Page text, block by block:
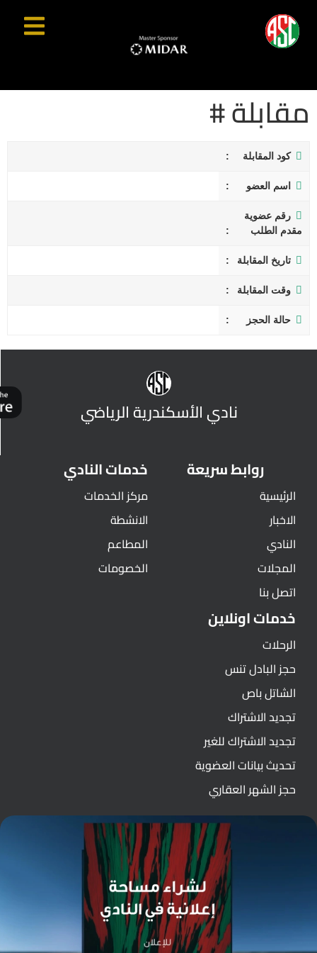
مقابلة #
كود المقابلة
اسم العضو
رقم عضوية
مقدم الطلب
تاريخ المقابلة
وقت المقابلة
حالة الحجز
نادي الأسكندرية الرياضي
روابط سريعة
الرئيسية
الاخبار
النادي
المجلات
اتصل بنا
خدمات النادي
مركز الخدمات
الانشطة
المطاعم
الخصومات
خدمات اونلاين
الرحلات
حجز البادل تنس
الشاتل باص
تجديد الاشتراك
تجديد الاشتراك للغير
تحديث بيانات العضوية
حجز الشهر العقاري